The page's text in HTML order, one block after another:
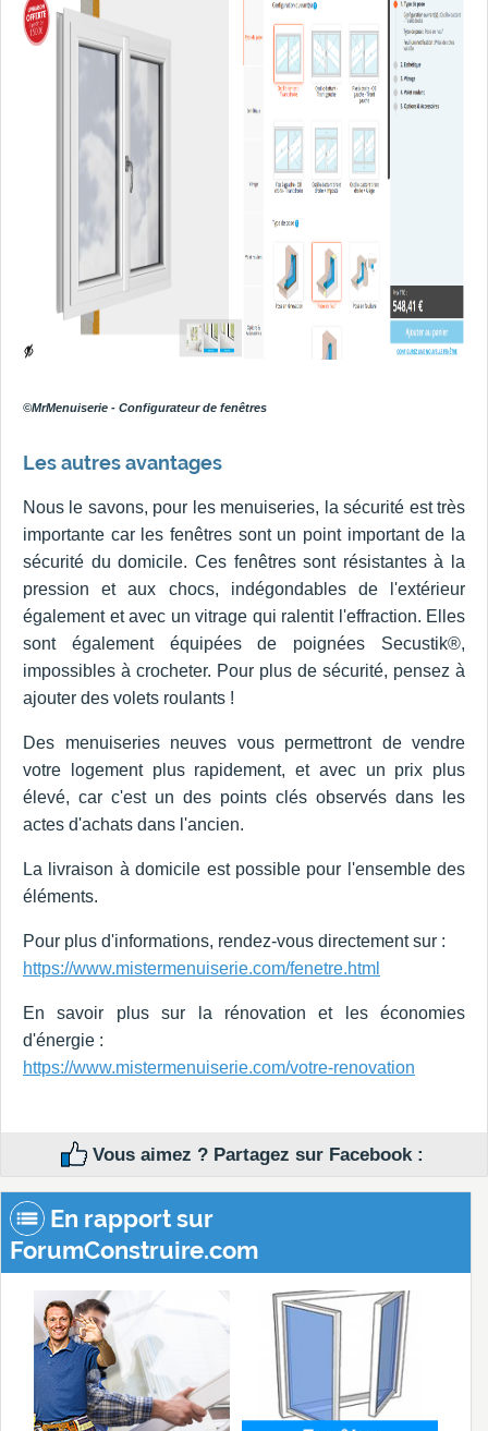
©MrMenuiserie - Configurateur de fenêtres
Les autres avantages
Nous le savons, pour les menuiseries, la sécurité est très
importante car les fenêtres sont un point important de la
sécurité du domicile. Ces fenêtres sont résistantes à la
pression et aux chocs, indégondables de l'extérieur
également et avec un vitrage qui ralentit l'effraction. Elles
sont également équipées de poignées Secustik®,
impossibles à crocheter. Pour plus de sécurité, pensez à
ajouter des volets roulants !
Des menuiseries neuves vous permettront de vendre
votre logement plus rapidement, et avec un prix plus
élevé, car c'est un des points clés observés dans les
actes d'achats dans l'ancien.
La livraison à domicile est possible pour l'ensemble des
éléments.
Pour plus d'informations, rendez-vous directement sur :
https://www.mistermenuiserie.com/fenetre.html
En savoir plus sur la rénovation et les économies
d'énergie :
https://www.mistermenuiserie.com/votre-renovation
Vous aimez ? Partagez sur Facebook :
En rapport sur
ForumConstruire.com